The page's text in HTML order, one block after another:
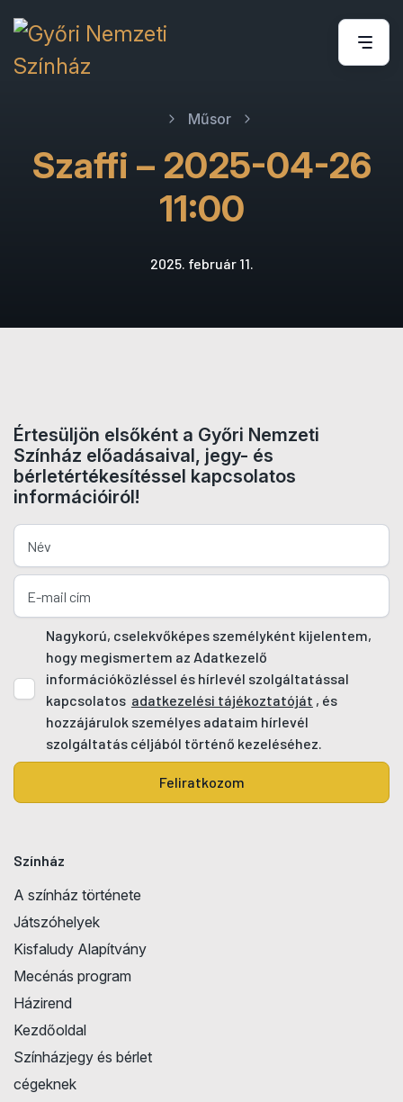
Műsor
Szaffi – 2025-04-26
11:00
2025. február 11.
Értesüljön elsőként a Győri Nemzeti
Színház előadásaival, jegy- és
bérletértékesítéssel kapcsolatos
információiról!
Nagykorú, cselekvőképes személyként kijelentem,
hogy megismertem az Adatkezelő
információközléssel és hírlevél szolgáltatással
kapcsolatos adatkezelési tájékoztatóját , és
hozzájárulok személyes adataim hírlevél
szolgáltatás céljából történő kezeléséhez.
Feliratkozom
Színház
A színház története
Játszóhelyek
Kisfaludy Alapítvány
Mecénás program
Házirend
Kezdőoldal
Színházjegy és bérlet
cégeknek